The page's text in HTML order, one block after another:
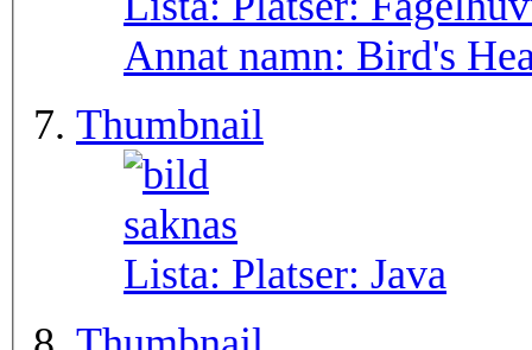
Annat namn: Bird's
Thumbnail
Lista: Platser: Java